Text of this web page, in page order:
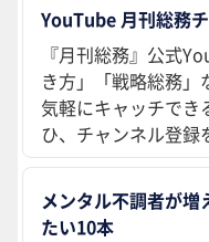
YouTube 月刊総務
『月刊総務』公式
き方」「戦略総務
気軽にキャッチでき
ひ、チャンネル登録
メンタル不調者が増
たい10本